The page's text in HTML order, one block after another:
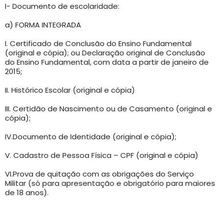
I- Documento de escolaridade:
a) FORMA INTEGRADA
I. Certificado de Conclusão do Ensino Fundamental
(original e cópia); ou Declaração original de Conclusão
do Ensino Fundamental, com data a partir de janeiro de
2015;
II. Histórico Escolar (original e cópia)
III. Certidão de Nascimento ou de Casamento (original e
cópia);
IV.Documento de Identidade (original e cópia);
V. Cadastro de Pessoa Física – CPF (original e cópia)
VI.Prova de quitação com as obrigações do Serviço
Militar (só para apresentação e obrigatório para maiores
de 18 anos).